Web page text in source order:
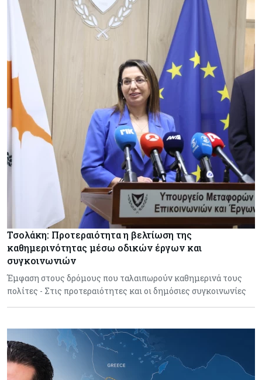
Τσολάκη: Προτεραιότητα η βελτίωση της
καθημερινότητας μέσω οδικών έργων και
συγκοινωνιών
Έμφαση στους δρόμους που ταλαιπωρούν καθημερινά τους
πολίτες - Στις προτεραιότητες και οι δημόσιες συγκοινωνίες